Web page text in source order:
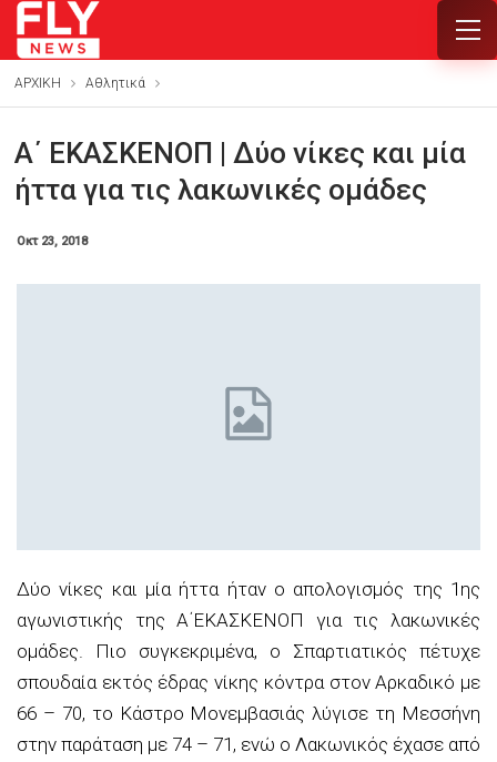
ΑΡΧΙΚΗ Αθλητικά
Α΄ ΕΚΑΣΚΕΝΟΠ | Δύο νίκες και μία
ήττα για τις λακωνικές ομάδες
Οκτ 23, 2018
Δύο νίκες και μία ήττα ήταν ο απολογισμός της 1ης
αγωνιστικής της Α΄ΕΚΑΣΚΕΝΟΠ για τις λακωνικές
ομάδες. Πιο συγκεκριμένα, ο Σπαρτιατικός πέτυχε
σπουδαία εκτός έδρας νίκης κόντρα στον Αρκαδικό με
66 – 70, το Κάστρο Μονεμβασιάς λύγισε τη Μεσσήνη
στην παράταση με 74 – 71, ενώ ο Λακωνικός έχασε από